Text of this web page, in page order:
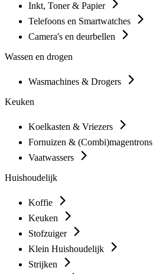
Inkt, Toner & Papier
Telefoons en Smartwatches
Camera's en deurbellen
Wassen en drogen
Wasmachines & Drogers
Keuken
Koelkasten & Vriezers
Fornuizen & (Combi)magentrons
Vaatwassers
Huishoudelijk
Koffie
Keuken
Stofzuiger
Klein Huishoudelijk
Strijken